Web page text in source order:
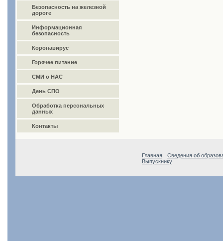
Безопасность на железной
дороге
Информационная
безопасность
Коронавирус
Горячее питание
СМИ о НАС
День СПО
Обработка персональных
данных
Контакты
Главная
Сведения об
Выпускнику